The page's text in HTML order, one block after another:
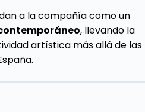
a la compañía como un
, llevando la
artística más allá de las